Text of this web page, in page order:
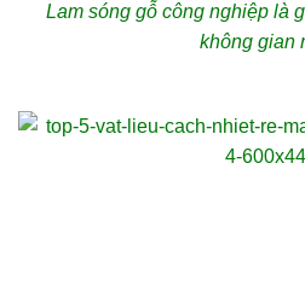
Lam sóng gỗ công nghiệp là
không gian